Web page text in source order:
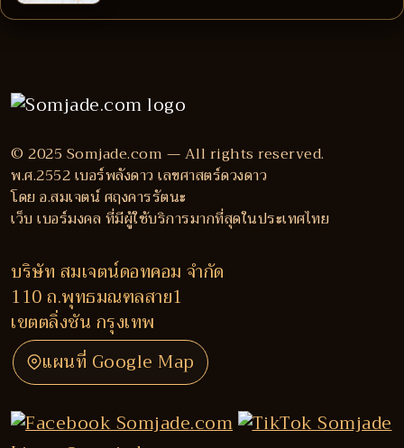
© 2025 Somjade.com — All rights reserved.
พ.ศ.2552 เบอร์พลังดาว เลขศาสตร์ดวงดาว
โดย อ.สมเจตน์ ศฤงคารรัตนะ
เว็บ เบอร์มงคล ที่มีผู้ใช้บริการมากที่สุดในประเทศไทย
บริษัท สมเจตน์ดอทคอม จำกัด
110 ถ.พุทธมณฑลสาย1
เขตตลิ่งชัน กรุงเทพ
แผนที่ Google Map